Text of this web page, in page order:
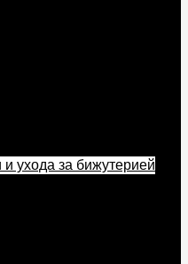
ухода за бижутерией